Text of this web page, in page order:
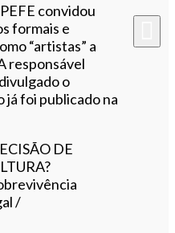
convidou
formais e
“artistas” a
responsável
o
foi publicado na
DE
/